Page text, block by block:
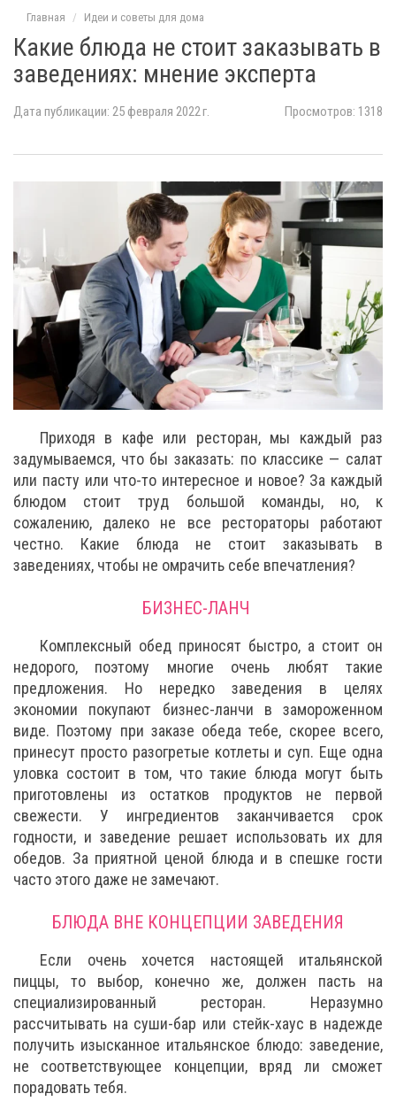
Главная Идеи и советы для дома
Какие блюда не стоит заказывать в
заведениях: мнение эксперта
Дата публикации: 25 февраля 2022 г. Просмотров: 1318
Приходя в кафе или ресторан, мы каждый раз
задумываемся, что бы заказать: по классике — салат
или пасту или что-то интересное и новое? За каждый
блюдом стоит труд большой команды, но, к
сожалению, далеко не все рестораторы работают
честно. Какие блюда не стоит заказывать в
заведениях, чтобы не омрачить себе впечатления?
БИЗНЕС-ЛАНЧ
Комплексный обед приносят быстро, а стоит он
недорого, поэтому многие очень любят такие
предложения. Но нередко заведения в целях
экономии покупают бизнес-ланчи в замороженном
виде. Поэтому при заказе обеда тебе, скорее всего,
принесут просто разогретые котлеты и суп. Еще одна
уловка состоит в том, что такие блюда могут быть
приготовлены из остатков продуктов не первой
свежести. У ингредиентов заканчивается срок
годности, и заведение решает использовать их для
обедов. За приятной ценой блюда и в спешке гости
часто этого даже не замечают.
БЛЮДА ВНЕ КОНЦЕПЦИИ ЗАВЕДЕНИЯ
Если очень хочется настоящей итальянской
пиццы, то выбор, конечно же, должен пасть на
специализированный ресторан. Неразумно
рассчитывать на суши-бар или стейк-хаус в надежде
получить изысканное итальянское блюдо: заведение,
не соответствующее концепции, вряд ли сможет
порадовать тебя.